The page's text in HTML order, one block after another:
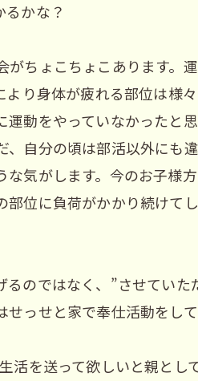
かな？
ちょこちょこあります。
り身体が疲れる部位は様
動をやっていなかったと
自分の頃は部活以外にも
気がします。今のお子様
位に負荷がかかり続けて
のではなく、”させていた
っせと家で奉仕活動をして
を送って欲しいと親とし